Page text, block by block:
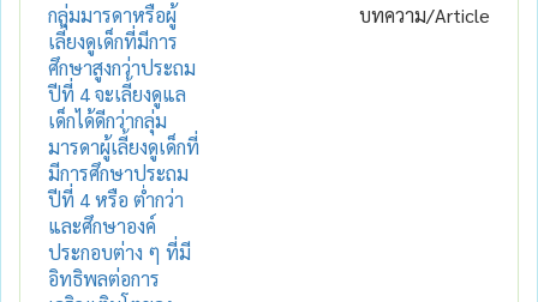
กลุ่มมารดาหรือผู้
เลี้ยงดูเด็กที่มีการ
ศึกษาสูงกว่าประถม
ปีที่ 4 จะเลี้ยงดูแล
เด็กได้ดีกว่ากลุ่ม
มารดาผู้เลี้ยงดูเด็กที่
มีการศึกษาประถม
ปีที่ 4 หรือ ต่ำกว่า
และศึกษาองค์
ประกอบต่าง ๆ ที่มี
อิทธิพลต่อการ
บทความ/Article